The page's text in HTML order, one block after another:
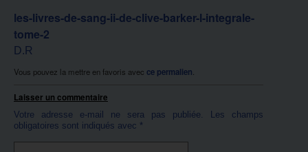
les-livres-de-sang-ii-de-clive-barker-l-integrale-
tome-2
D.R
Vous pouvez la mettre en favoris avec ce permalien
Laisser un commentaire
Votre adresse e-mail ne sera pas publiée.
Les champs
obligatoires sont indiqués avec *